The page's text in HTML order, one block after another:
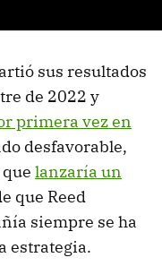
sus resultados
de 2022 y
primera vez en
desfavorable,
lanzaría un
que Reed
siempre se ha
estrategia.